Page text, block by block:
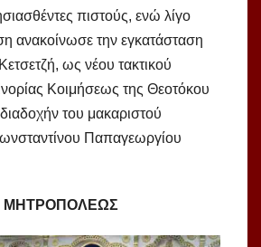
πιστούς, ενώ λίγο
ανακοίνωσε την εγκατάσταση
ως νέου τακτικού
Κοιμήσεως της Θεοτόκου
του μακαριστού
Παπαγεωργίου
ΜΗΤΡΟΠΟΛΕΩΣ